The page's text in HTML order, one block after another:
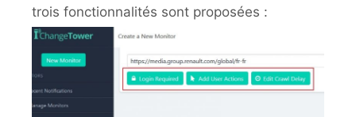
trois fonctionnalités sont proposées :